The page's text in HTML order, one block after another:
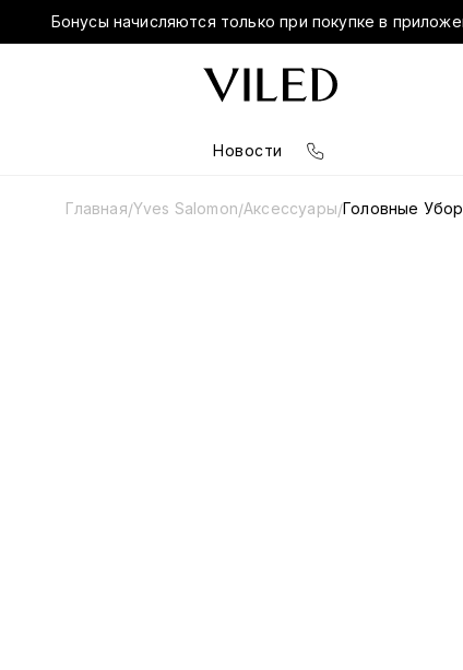
Бонусы начисляются только при покупке в
Новости
Главная/Yves Salomon/Аксессуары/Головные